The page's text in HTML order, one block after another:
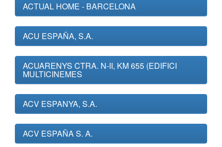
ACTUAL HOME - BARCELONA
ACU ESPAÑA, S.A.
ACUARENYS CTRA. N-II, KM 655 (EDIFICI
MULTICINEMES
ACV ESPANYA, S.A.
ACV ESPAÑA S. A.